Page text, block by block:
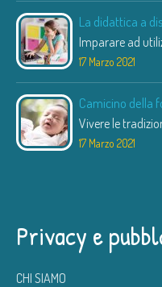
La didattica a
Imparare ad
17 Marzo 2021
Camicino della
Vivere le
17 Marzo 2021
Privacy e
CHI SIAMO